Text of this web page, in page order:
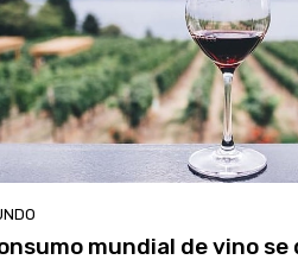
mundial de vino se